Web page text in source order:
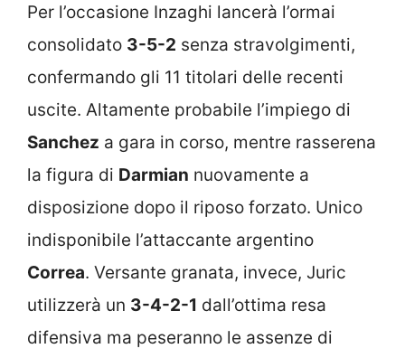
Per l’occasione Inzaghi lancerà l’ormai
consolidato 3-5-2 senza stravolgimenti,
confermando gli 11 titolari delle recenti
uscite. Altamente probabile l’impiego di
Sanchez a gara in corso, mentre rasserena
la figura di Darmian nuovamente a
disposizione dopo il riposo forzato. Unico
indisponibile l’attaccante argentino
Correa. Versante granata, invece, Juric
utilizzerà un 3-4-2-1 dall’ottima resa
difensiva ma peseranno le assenze di